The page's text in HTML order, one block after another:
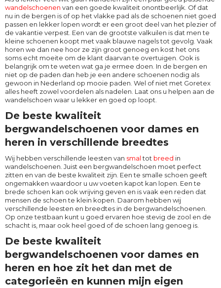
wandelschoenen van een goede kwaliteit onontbeerlijk. Of dat
nu in de bergen is of op het vlakke pad als de schoenen niet goed
passen en lekker lopen wordt er een groot deel van het plezier of
de vakantie verpest. Een van de grootste valkuilen is dat men te
kleine schoenen koopt met vaak blauwe nagels tot gevolg. Vaak
horen we dan nee hoor ze zijn groot genoeg en kost het ons
soms echt moeite om de klant daarvan te overtuigen. Ook is
belangrijk om te weten wat ga je ermee doen. In de bergen en
niet op de paden dan heb je een andere schoenen nodig als
gewoon in Nederland op mooie paden. Wel of niet met Goretex
alles heeft zowel voordelen als nadelen. Laat ons u helpen aan de
wandelschoen waar u lekker en goed op loopt.
De beste kwaliteit
bergwandelschoenen voor dames en
heren in verschillende breedtes
Wij hebben verschillende leesten van smaltot breed in
wandelschoenen. Juist een bergwandelschoen moet perfect
zitten en van de beste kwaliteit zijn. Een te smalle schoen geeft
ongemakken waardoor u uw voeten kapot kan lopen. Een te
brede schoen kan ook wrijving geven en is vaak een reden dat
mensen de schoen te klein kopen. Daarom hebben wij
verschillende leesten en breedtes in de bergwandelschoenen.
Op onze testbaan kunt u goed ervaren hoe stevig de zool en de
schacht is, maar ook heel goed of de schoen lang genoeg is.
De beste kwaliteit
bergwandelschoenen voor dames en
heren en hoe zit het dan met de
categorieën en kunnen mijn eigen